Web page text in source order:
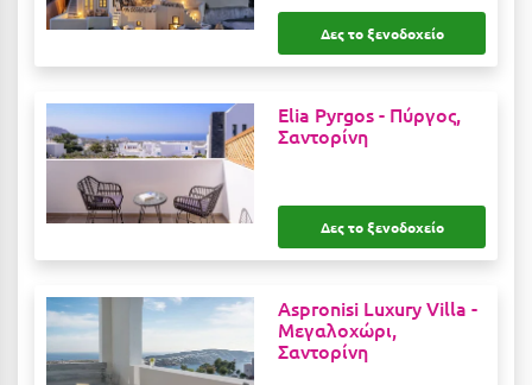
Μέτσοβο
Μονεμβασιά
Μουζάκι
Μπαλί Κρήτης
Μύκονος
Μυστράς
Δες το ξενοδοχείο
Elia Pyrgos - Πύργος,
Σαντορίνη
Δες το ξενοδοχείο
Aspronisi Luxury Villa -
Μεγαλοχώρι,
Σαντορίνη